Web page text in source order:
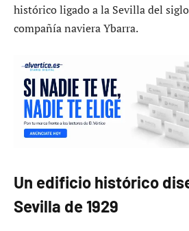
histórico ligado a la Sevilla del
compañía naviera Ybarra.
Un edificio histórico
Sevilla de 1929